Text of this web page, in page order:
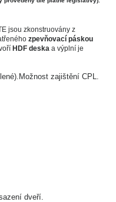
jsou zkonstruovány z
zpevňovací páskou
HDF deska a výplní je
zajištění CPL.
dveří.